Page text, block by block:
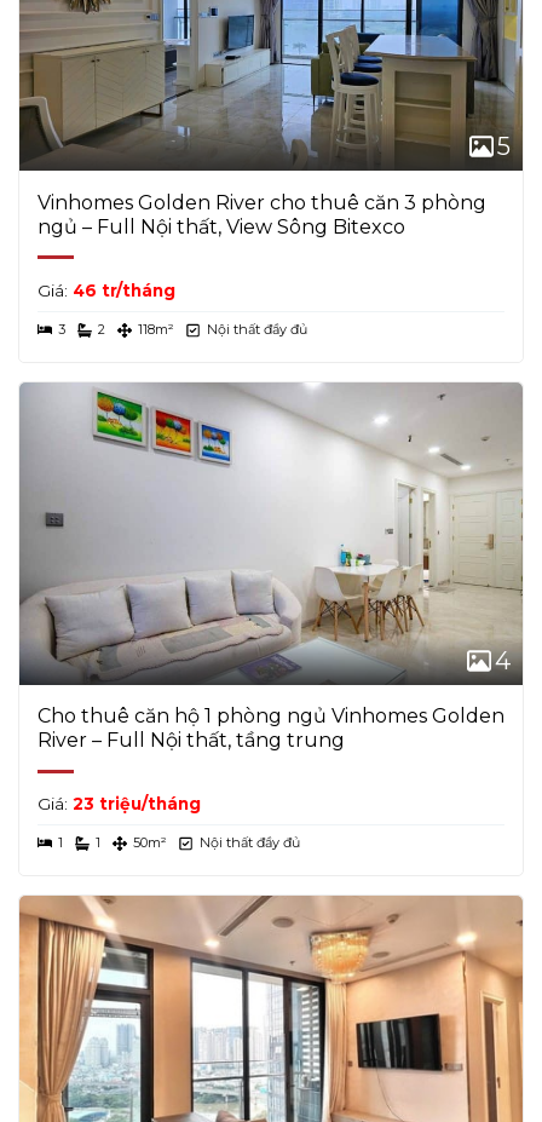
5
Vinhomes Golden River cho thuê căn 3 phòng
ngủ – Full Nội thất, View Sông Bitexco
Giá: 46 tr/tháng
3 2 118m² Nội thất đầy đủ
4
Cho thuê căn hộ 1 phòng ngủ Vinhomes Golden
River – Full Nội thất, tầng trung
Giá: 23 triệu/tháng
1 1 50m² Nội thất đầy đủ